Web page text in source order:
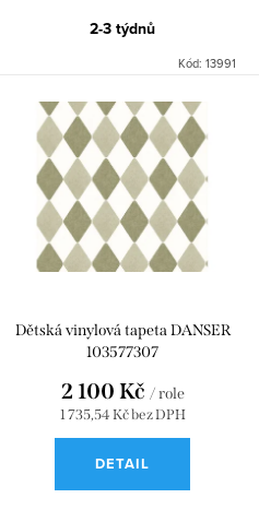
2-3 týdnů
Kód: 13991
Dětská vinylová tapeta DANSER
103577307
1 735,54 Kč bez DPH
2 100 Kč / role
DETAIL